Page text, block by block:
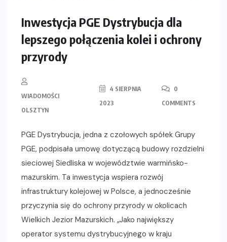
Inwestycja PGE Dystrybucja dla
lepszego połączenia kolei i ochrony
przyrody
WIADOMOŚCI
OLSZTYN
4 SIERPNIA
2023
0
COMMENTS
PGE Dystrybucja, jedna z czołowych spółek Grupy
PGE, podpisała umowę dotyczącą budowy rozdzielni
sieciowej Siedliska w województwie warmińsko-
mazurskim. Ta inwestycja wspiera rozwój
infrastruktury kolejowej w Polsce, a jednocześnie
przyczynia się do ochrony przyrody w okolicach
Wielkich Jezior Mazurskich. „Jako największy
operator systemu dystrybucyjnego w kraju